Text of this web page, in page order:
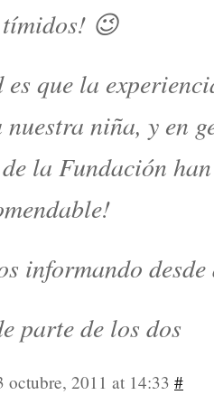
tímidos! 😉
que la
nuestra niña, y en
la Fundación
informando
parte de los dos
octubre, 2011 at 14:33 #